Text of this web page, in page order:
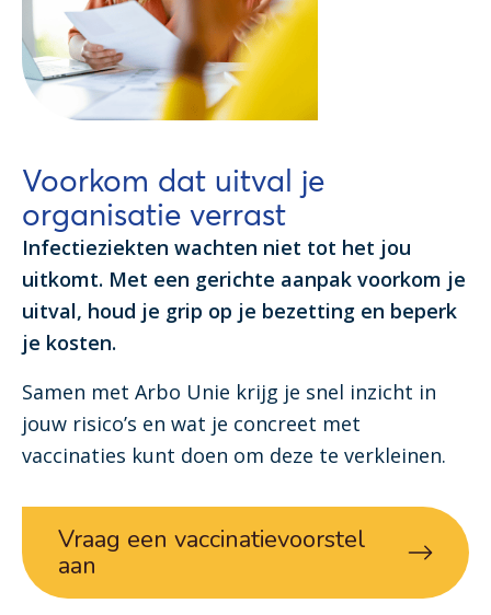
Voorkom dat uitval je
organisatie verrast
Infectieziekten wachten niet tot het jou
uitkomt. Met een gerichte aanpak voorkom je
uitval, houd je grip op je bezetting en beperk
je kosten.
Samen met Arbo Unie krijg je snel inzicht in
jouw risico’s en wat je concreet met
vaccinaties kunt doen om deze te verkleinen.
Vraag een vaccinatievoorstel
aan